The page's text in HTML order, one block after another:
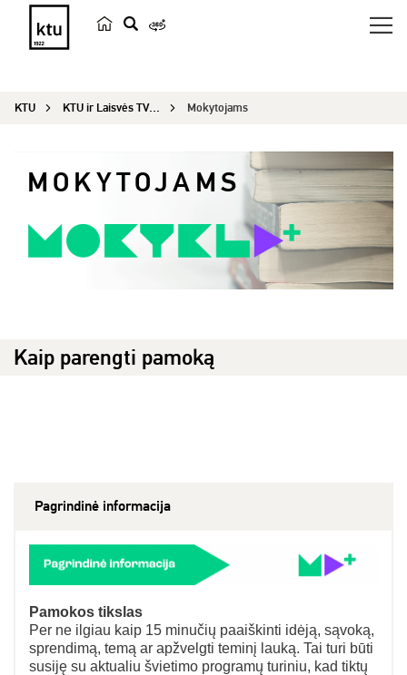
e
a
KTU KTU ir Laisvės TV projektas Mokykla Plius Mokytojams
MOKYTOJAMS
Kaip parengti pamoką
Pagrindinė informacija
Pamokos tikslas
Per ne ilgiau kaip 15 minučių paaiškinti idėją, sąvoką,
sprendimą, temą ar apžvelgti teminį lauką. Tai turi būti
susiję su aktualiu švietimo programų turiniu, kad tiktų